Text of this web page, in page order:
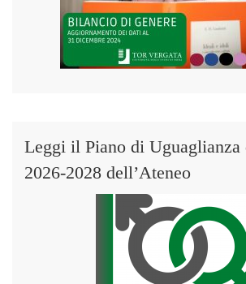
Leggi il Piano di Uguaglianza
2026-2028 dell’Ateneo